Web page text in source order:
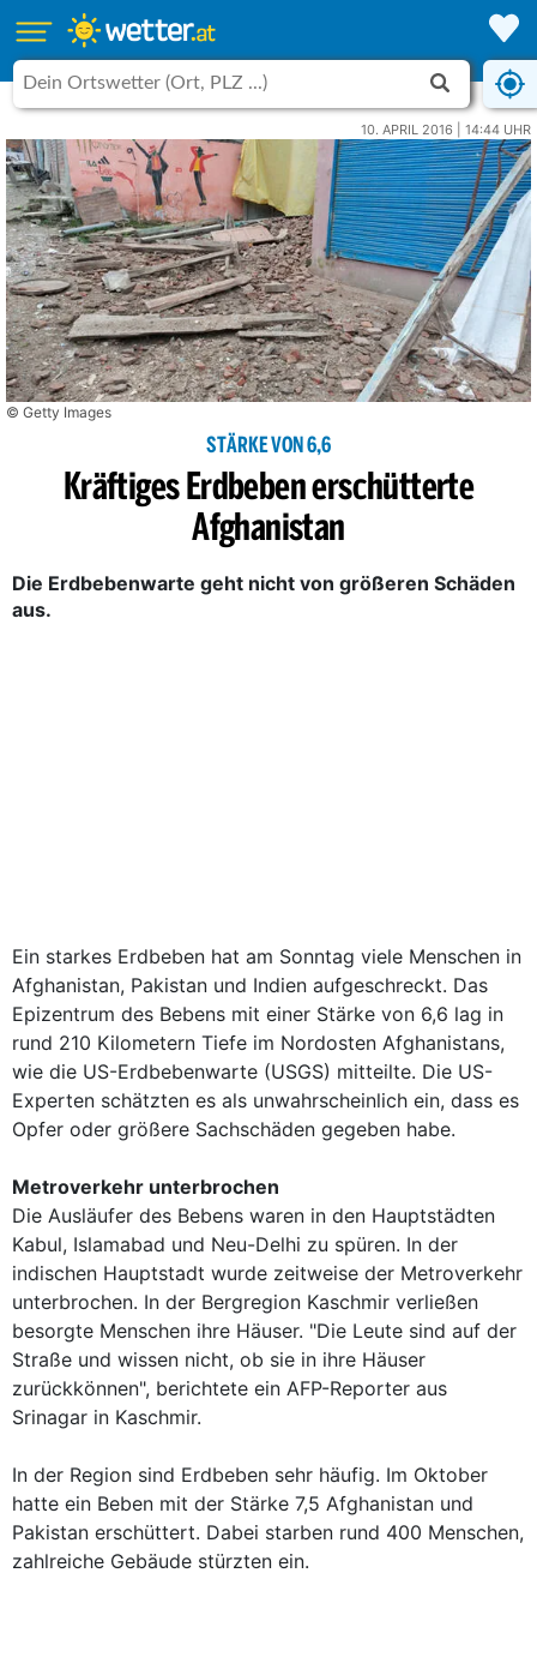
10. APRIL 2016 | 14:44 UHR
© Getty Images
STÄRKE VON 6,6
Kräftiges Erdbeben erschütterte
Afghanistan
Die Erdbebenwarte geht nicht von größeren Schäden
aus.
Ein starkes Erdbeben hat am Sonntag viele Menschen in
Afghanistan, Pakistan und Indien aufgeschreckt. Das
Epizentrum des Bebens mit einer Stärke von 6,6 lag in
rund 210 Kilometern Tiefe im Nordosten Afghanistans,
wie die US-Erdbebenwarte (USGS) mitteilte. Die US-
Experten schätzten es als unwahrscheinlich ein, dass es
Opfer oder größere Sachschäden gegeben habe.
Metroverkehr unterbrochen
Die Ausläufer des Bebens waren in den Hauptstädten
Kabul, Islamabad und Neu-Delhi zu spüren. In der
indischen Hauptstadt wurde zeitweise der Metroverkehr
unterbrochen. In der Bergregion Kaschmir verließen
besorgte Menschen ihre Häuser. "Die Leute sind auf der
Straße und wissen nicht, ob sie in ihre Häuser
zurückkönnen", berichtete ein AFP-Reporter aus
Srinagar in Kaschmir.
In der Region sind Erdbeben sehr häufig. Im Oktober
hatte ein Beben mit der Stärke 7,5 Afghanistan und
Pakistan erschüttert. Dabei starben rund 400 Menschen,
zahlreiche Gebäude stürzten ein.